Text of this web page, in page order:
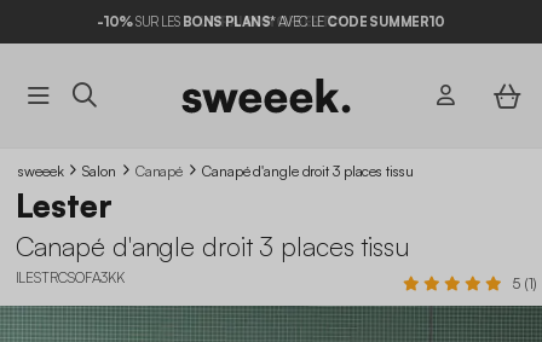
-10%SUR LES BONS PLANS*AVEC LE CODE SUMMER10
sweeek Salon Canapé Canapé d'angle droit 3 places tissu
Lester
Canapé d'angle droit 3 places tissu
ILESTRCSOFA3KK 5 (1)